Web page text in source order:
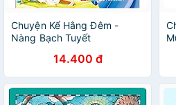
Chuyện Kể Hằng Đêm -
Nàng Bạch Tuyết
14.400 đ